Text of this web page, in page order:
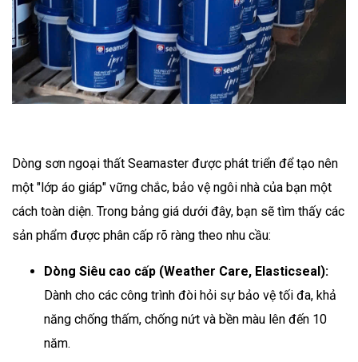
Dòng sơn ngoại thất Seamaster được phát triển để tạo nên
một "lớp áo giáp" vững chắc, bảo vệ ngôi nhà của bạn một
cách toàn diện. Trong bảng giá dưới đây, bạn sẽ tìm thấy các
sản phẩm được phân cấp rõ ràng theo nhu cầu:
Dòng Siêu cao cấp (Weather Care, Elasticseal):
Dành cho các công trình đòi hỏi sự bảo vệ tối đa, khả
năng chống thấm, chống nứt và bền màu lên đến 10
năm.